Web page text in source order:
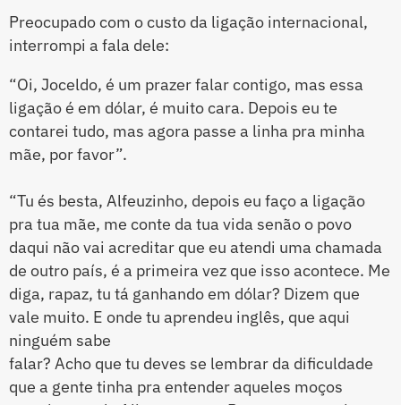
Preocupado com o custo da ligação internacional,
interrompi a fala dele:
“Oi, Joceldo, é um prazer falar contigo, mas essa
ligação é em dólar, é muito cara. Depois eu te
contarei tudo, mas agora passe a linha pra minha
mãe, por favor”.
“Tu és besta, Alfeuzinho, depois eu faço a ligação
pra tua mãe, me conte da tua vida senão o povo
daqui não vai acreditar que eu atendi uma chamada
de outro país, é a primeira vez que isso acontece. Me
diga, rapaz, tu tá ganhando em dólar? Dizem que
vale muito. E onde tu aprendeu inglês, que aqui
ninguém sabe
falar? Acho que tu deves se lembrar da dificuldade
que a gente tinha pra entender aqueles moços